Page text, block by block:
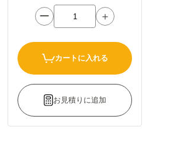
ー ＋
カートに入れる
お見積りに追加